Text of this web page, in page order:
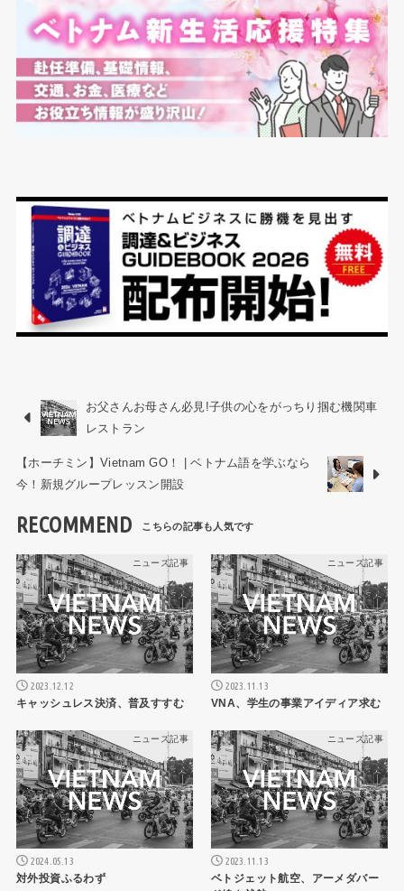
お父さんお母さん必見!子供の心をがっちり掴む機関車
レストラン
【ホーチミン】Vietnam GO！ | ベトナム語を学ぶなら
今！新規グループレッスン開設
RECOMMEND
ニュース記事
2023.12.12
キャッシュレス決済、普及すすむ
ニュース記事
2023.11.13
VNA、学生の事業アイディア求む
ニュース記事
2024.05.13
対外投資ふるわず
ニュース記事
2023.11.13
ベトジェット航空、アーメダバー